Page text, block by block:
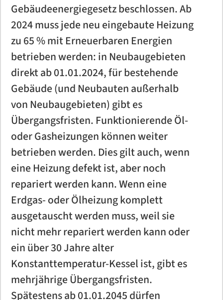
Gebäudeenergiegesetz beschlossen. Ab
2024 muss jede neu eingebaute Heizung
zu 65 % mit Erneuerbaren Energien
betrieben werden: in Neubaugebieten
direkt ab 01.01.2024, für bestehende
Gebäude (und Neubauten außerhalb
von Neubaugebieten) gibt es
Übergangsfristen. Funktionierende Öl-
oder Gasheizungen können weiter
betrieben werden. Dies gilt auch, wenn
eine Heizung defekt ist, aber noch
repariert werden kann. Wenn eine
Erdgas- oder Ölheizung komplett
ausgetauscht werden muss, weil sie
nicht mehr repariert werden kann oder
ein über 30 Jahre alter
Konstanttemperatur-Kessel ist, gibt es
mehrjährige Übergangsfristen.
Spätestens ab 01.01.2045 dürfen
Kontakt
Tarifrechner
Liefergebiet
Wechseltipps
Kundenportal
Zählerstand Strom melden
Stromkennzeichnung
FAQ
Stromkosten Wasserschaden
Kontakt
Kundenportal
Zählerstand Erdgas melden
FAQ
Kontakt
Kontakt
Kraftstoffpreise und Steuern
Tipps und Infos
Bio-Methan / Autogas
Kontakt
Heizungen
Planung & Installation
Contracting
Ansprechpartner
Bäder
Trinkwassercheck
Kontakt
Energieberatung
Luftdichtheit (Blower-Door-Test)
Baubegleitung
Kontakt
Photovoltaik
LNG
Tankkarte beantragen
Wir bauen Ihre Tankstelle
Service
24h Notdienst
Kontakt
LNG
FAQ
Wir bauen Ihre Tankstelle
Sicherheits-<br />Datenblätter und
Produktinformationen
Kontakt
KFZ Schmierstoffe
Land- und Baumaschinen
Industrieschmierstoff
Spezialitäten
Kontakt
Kontakt
AVIA Strom DailyActive
Wechseltipps
Windkraft
Stromkennzeichnung
Kundenportal
Zählerstand Strom melden
Liefergebiet
FAQ
Kontakt
AVIA Erdgas
Zählerstand Erdgas melden
Liefergebiet
FAQ
Kontakt
AVIA Flüsterpellets
Kontakt
Heizungen
Bauträger Referenzen
Kontakt
Contracting
Bäder
Trinkwassercheck
Projekte vorher-nachher
Kontakt
E-Mobility
future:fuels@work
Autark in der Energieversorgung
BERGMÜLLER + SCHREIBER - Erlangen